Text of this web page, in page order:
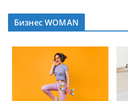
Бизнес WOMAN